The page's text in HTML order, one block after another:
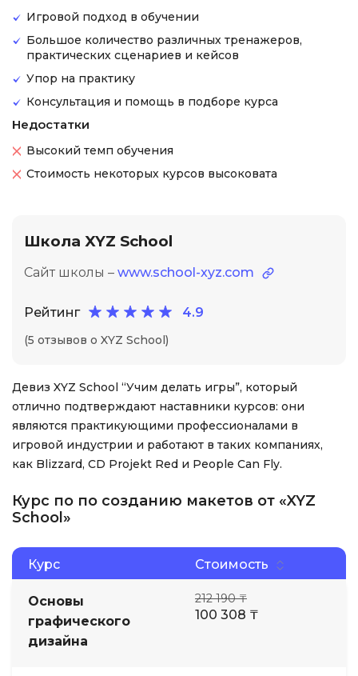
Игровой подход в обучении
Большое количество различных тренажеров,
практических сценариев и кейсов
Упор на практику
Консультация и помощь в подборе курса
Недостатки
Высокий темп обучения
Стоимость некоторых курсов высоковата
Школа XYZ School
Сайт школы – www.school-xyz.com
Рейтинг 4.9
(5 отзывов о XYZ School)
Девиз XYZ School “Учим делать игры”, который
отлично подтверждают наставники курсов: они
являются практикующими профессионалами в
игровой индустрии и работают в таких компаниях,
как Blizzard, CD Projekt Red и People Can Fly.
Курс по по созданию макетов от «XYZ
School»
Курс Стоимость
Основы
графического
дизайна
212 190 ₸
100 308 ₸